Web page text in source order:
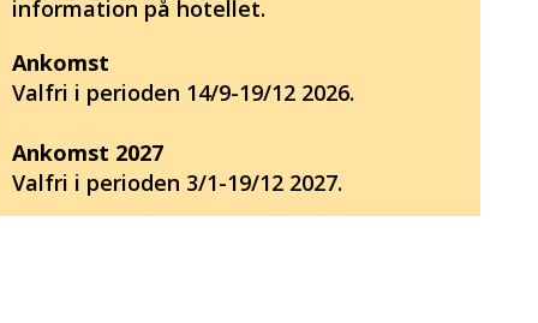
information på hotellet.
Ankomst
Valfri i perioden 14/9-19/12 2026.
Ankomst 2027
Valfri i perioden 3/1-19/12 2027.